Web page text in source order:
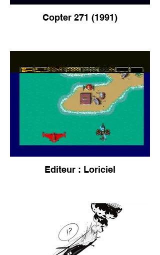
Copter 271 (1991)
Editeur : Loriciel